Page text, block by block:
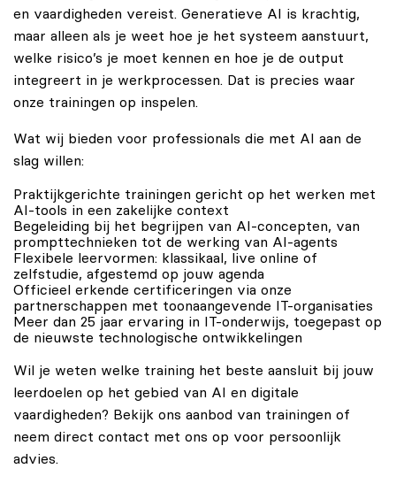
en vaardigheden vereist. Generatieve AI is krachtig,
maar alleen als je weet hoe je het systeem aanstuurt,
welke risico’s je moet kennen en hoe je de output
integreert in je werkprocessen. Dat is precies waar
onze trainingen op inspelen.
Wat wij bieden voor professionals die met AI aan de
slag willen:
Praktijkgerichte trainingen gericht op het werken met
AI-tools in een zakelijke context
Begeleiding bij het begrijpen van AI-concepten, van
prompttechnieken tot de werking van AI-agents
Flexibele leervormen: klassikaal, live online of
zelfstudie, afgestemd op jouw agenda
Officieel erkende certificeringen via onze
partnerschappen met toonaangevende IT-organisaties
Meer dan 25 jaar ervaring in IT-onderwijs, toegepast op
de nieuwste technologische ontwikkelingen
Wil je weten welke training het beste aansluit bij jouw
leerdoelen op het gebied van AI en digitale
vaardigheden? Bekijk ons aanbod van trainingen of
neem direct contact met ons op voor persoonlijk
advies.